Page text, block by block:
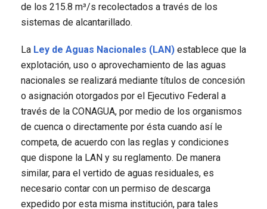
de los 215.8 m³/s recolectados a través de los
sistemas de alcantarillado.
La Ley de Aguas Nacionales (LAN) establece que la
explotación, uso o aprovechamiento de las aguas
nacionales se realizará mediante títulos de concesión
o asignación otorgados por el Ejecutivo Federal a
través de la CONAGUA, por medio de los organismos
de cuenca o directamente por ésta cuando así le
competa, de acuerdo con las reglas y condiciones
que dispone la LAN y su reglamento. De manera
similar, para el vertido de aguas residuales, es
necesario contar con un permiso de descarga
expedido por esta misma institución, para tales